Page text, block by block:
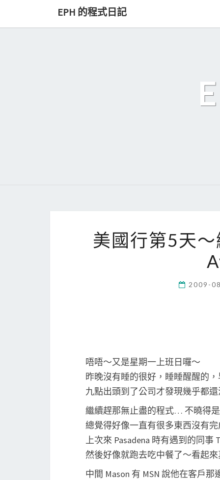
EPH 的程式日記
美國行第5天
2009-
唔唔～又是星期一上班日囉～
昨晚沒有睡的很好，睡睡醒醒的
九點出頭到了公司才發現幾乎都
繼續趕那無止盡的程式… 不曉得
總覺得好像一直有很多東西沒有
上次來 Pasadena 時有遇到的同事
然後好像就跑去吃中餐了～看起
中間 Mason 有 MSN 說他在客戶